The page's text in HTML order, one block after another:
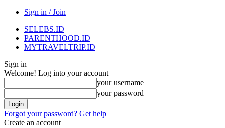
Sign in / Join
SELEBS.ID
PARENTHOOD.ID
MYTRAVELTRIP.ID
Sign in
Welcome! Log into your account
your username
your password
Forgot your password? Get help
Create an account